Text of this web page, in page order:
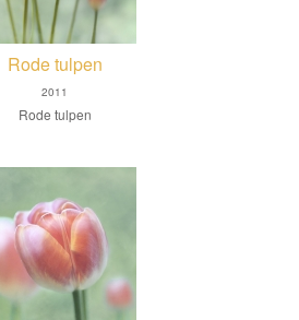
Rode tulpen
2011
Rode tulpen